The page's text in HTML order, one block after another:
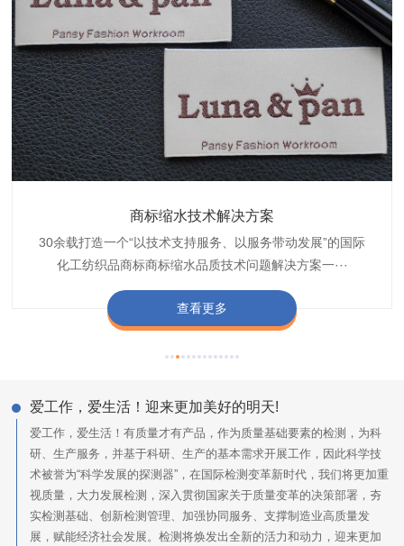
商标缩水技术解决方案
30余载打造一个“以技术支持服务、以服务带动发展”的国际
化工纺织品商标商标缩水品质技术问题解决方案一···
查看更多
织带商标防水技术解决方案
博准公司专注于织带商标防水技术解决方案30余载,励志于
纺织品商标企业打造含油量超标品质技术问题解决方···
查看更多
服装颜色不匀技术解决方案
博准是一家专注30余载设计研发织唛印唛商标、织带服装颜
色不匀品质技术问题解决方案一站式服务提供商,技···
查看更多
纺织品阻燃母粒
博准致力于成为纺织品商标阻燃母粒剂,TF-W760,TF-W760
阻燃母粒剂加工定制服务实力提供商,···
查看更多
爱工作，爱生活！迎来更加美好的明天!
爱工作，爱生活！有质量才有产品，作为质量基础要素的检测，为科
研、生产服务，并基于科研、生产的基本需求开展工作，因此科学技
术被誉为“科学发展的探测器”，在国际检测变革新时代，我们将更加重
视质量，大力发展检测，深入贯彻国家关于质量变革的决策部署，夯
实检测基础、创新检测管理、加强协同服务、支撑制造业高质量发
展，赋能经济社会发展。检测将焕发出全新的活力和动力，迎来更加